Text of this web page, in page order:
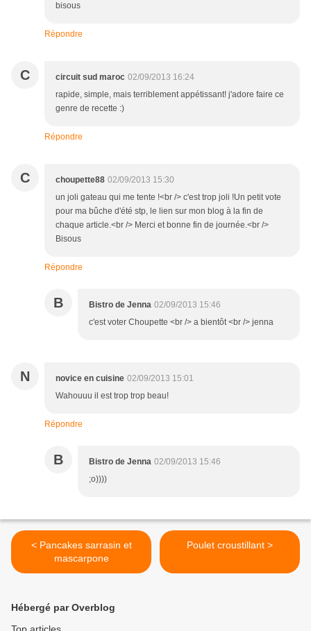
bisous
Répondre
C circuit sud maroc 02/09/2013 16:24
rapide, simple, mais terriblement appétissant! j'adore faire ce
genre de recette :)
Répondre
C choupette88 02/09/2013 15:30
un joli gateau qui me tente !<br /> c'est trop joli !Un petit vote
pour ma bûche d'été stp, le lien sur mon blog à la fin de
chaque article.<br /> Merci et bonne fin de journée.<br />
Bisous
Répondre
B Bistro de Jenna 02/09/2013 15:46
c'est voter Choupette <br /> a bientôt <br /> jenna
N novice en cuisine 02/09/2013 15:01
Wahouuu il est trop trop beau!
Répondre
B Bistro de Jenna 02/09/2013 15:46
;o))))
< Pancakes sarrasin et
mascarpone
Poulet croustillant >
Hébergé par Overblog